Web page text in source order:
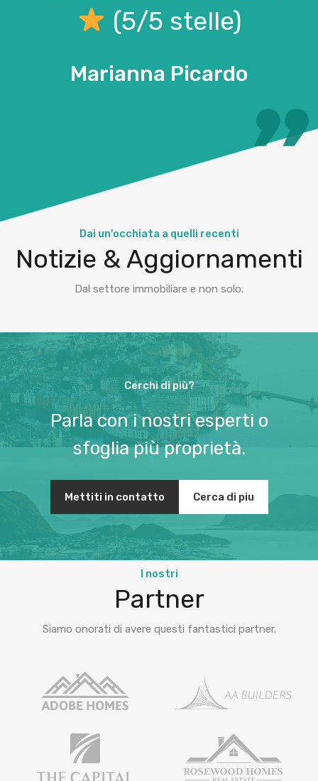
(5/5 stelle)
Marianna Picardo
Dai un'occhiata a quelli recenti
Notizie & Aggiornamenti
Dal settore immobiliare e non solo.
Cerchi di più?
Parla con i nostri esperti o
sfoglia più proprietà.
Mettiti in contatto Cerca di piu
I nostri
Partner
Siamo onorati di avere questi fantastici partner.